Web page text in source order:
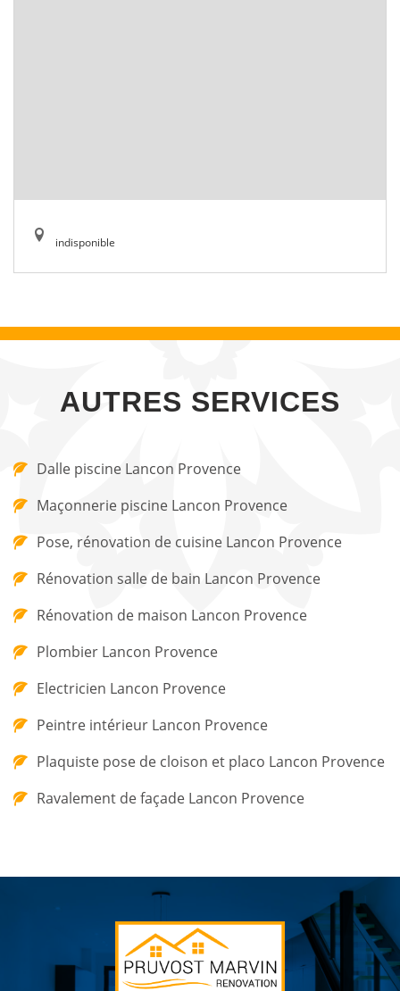
indisponible
AUTRES SERVICES
Dalle piscine Lancon Provence
Maçonnerie piscine Lancon Provence
Pose, rénovation de cuisine Lancon Provence
Rénovation salle de bain Lancon Provence
Rénovation de maison Lancon Provence
Plombier Lancon Provence
Electricien Lancon Provence
Peintre intérieur Lancon Provence
Plaquiste pose de cloison et placo Lancon Provence
Ravalement de façade Lancon Provence